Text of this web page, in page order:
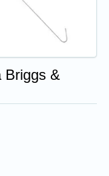
Briggs &